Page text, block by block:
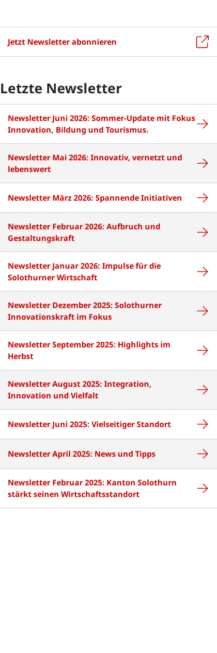
Standortstrategie 2030
Jetzt Newsletter abonnieren
Letzte Newsletter
Newsletter Juni 2026: Sommer-Update mit Fokus
Innovation, Bildung und Tourismus.
Newsletter Mai 2026: Innovativ, vernetzt und
lebenswert
Newsletter März 2026: Spannende Initiativen
Newsletter Februar 2026: Aufbruch und
Gestaltungskraft
Newsletter Januar 2026: Impulse für die
Solothurner Wirtschaft
Newsletter Dezember 2025: Solothurner
Innovationskraft im Fokus
Newsletter September 2025: Highlights im
Herbst
Newsletter August 2025: Integration,
Innovation und Vielfalt
Newsletter Juni 2025: Vielseitiger Standort
Newsletter April 2025: News und Tipps
Newsletter Februar 2025: Kanton Solothurn
stärkt seinen Wirtschaftsstandort